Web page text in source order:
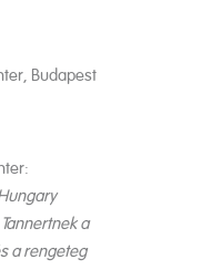
Budapest
a
a rengeteg